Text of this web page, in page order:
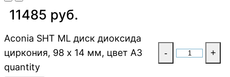
11485 руб.
Aconia SHT ML диск диоксида
циркония, 98 x 14 мм, цвет A3
quantity
- +